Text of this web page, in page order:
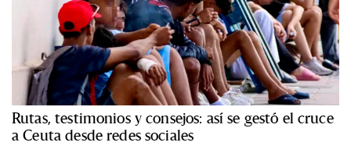
Rutas, testimonios y consejos: así se gestó el cruce
a Ceuta desde redes sociales